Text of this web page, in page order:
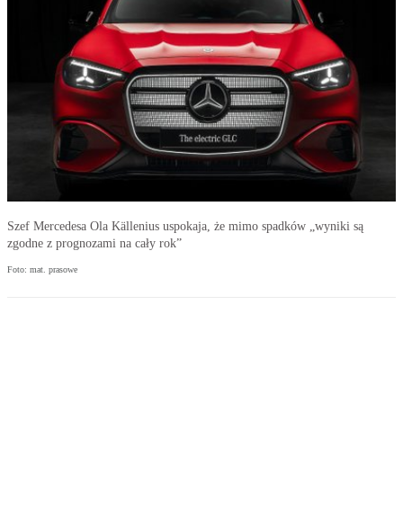
Szef Mercedesa Ola Källenius uspokaja, że mimo spadków „wyniki są
zgodne z prognozami na cały rok”
Foto: mat. prasowe